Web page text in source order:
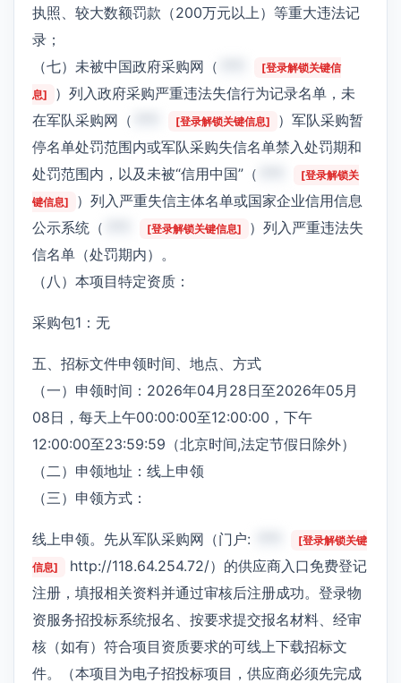
执照、较大数额罚款（200万元以上）等重大违法记
录；
（七）未被中国政府采购网（
[登录解锁关键信
息]
）列入政府采购严重违法失信行为记录名单，未
在军队采购网（
[登录解锁关键信息]
）军队采购暂
停名单处罚范围内或军队采购失信名单禁入处罚期和
处罚范围内，以及未被“信用中国”（
[登录解锁关
键信息]
）列入严重失信主体名单或国家企业信用信息
公示系统（
[登录解锁关键信息]
）列入严重违法失
信名单（处罚期内）。
（八）本项目特定资质：
采购包1：无
五、招标文件申领时间、地点、方式
（一）申领时间：2026年04月28日至2026年05月
08日，每天上午00:00:00至12:00:00，下午
12:00:00至23:59:59（北京时间,法定节假日除外）
（二）申领地址：线上申领
（三）申领方式：
线上申领。先从军队采购网（门户:
[登录解锁关键
信息]
http://118.64.254.72/）的供应商入口免费登记
注册，填报相关资料并通过审核后注册成功。登录物
资服务招投标系统报名、按要求提交报名材料、经审
核（如有）符合项目资质要求的可线上下载招标文
件。（本项目为电子招投标项目，供应商必须先完成